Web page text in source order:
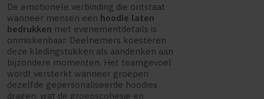
De emotionele verbinding die ontstaat
wanneer mensen een hoodie laten
bedrukken met evenementdetails is
onmiskenbaar. Deelnemers koesteren
deze kledingstukken als aandenken aan
bijzondere momenten. Het teamgevoel
wordt versterkt wanneer groepen
dezelfde gepersonaliseerde hoodies
dragen, wat de groepscohesie en